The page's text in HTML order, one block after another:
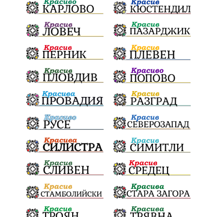
Българска патриаршия СВетли празници
Криминално Творчество Тръмп
Ценности Европейска комисия
Урсула фон дер Лайен Законопроект
Вдъхновяваща история Приказка
Замърсяване Боклук Дружба
Хавайска мироточива икона
Пресвета Богородица Светия синод
Йордан Камджалов Софи Маринова
Управление Наводнения